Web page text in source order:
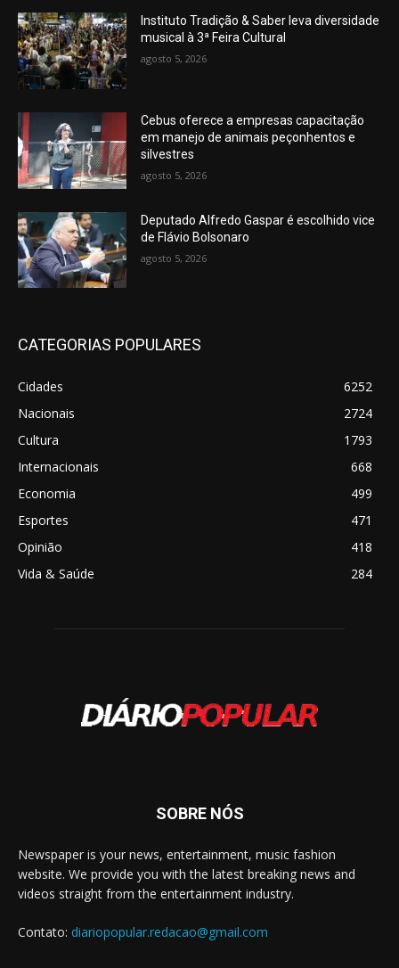
Instituto Tradição & Saber leva diversidade
musical à 3ª Feira Cultural
agosto 5, 2026
Cebus oferece a empresas capacitação
em manejo de animais peçonhentos e
silvestres
agosto 5, 2026
Deputado Alfredo Gaspar é escolhido vice
de Flávio Bolsonaro
agosto 5, 2026
CATEGORIAS POPULARES
Cidades
6252
Nacionais
2724
Cultura
1793
Internacionais
668
Economia
499
Esportes
471
Opinião
418
Vida & Saúde
284
SOBRE NÓS
Newspaper is your news, entertainment, music fashion
website. We provide you with the latest breaking news and
videos straight from the entertainment industry.
Contato: diariopopular.redacao@gmail.com